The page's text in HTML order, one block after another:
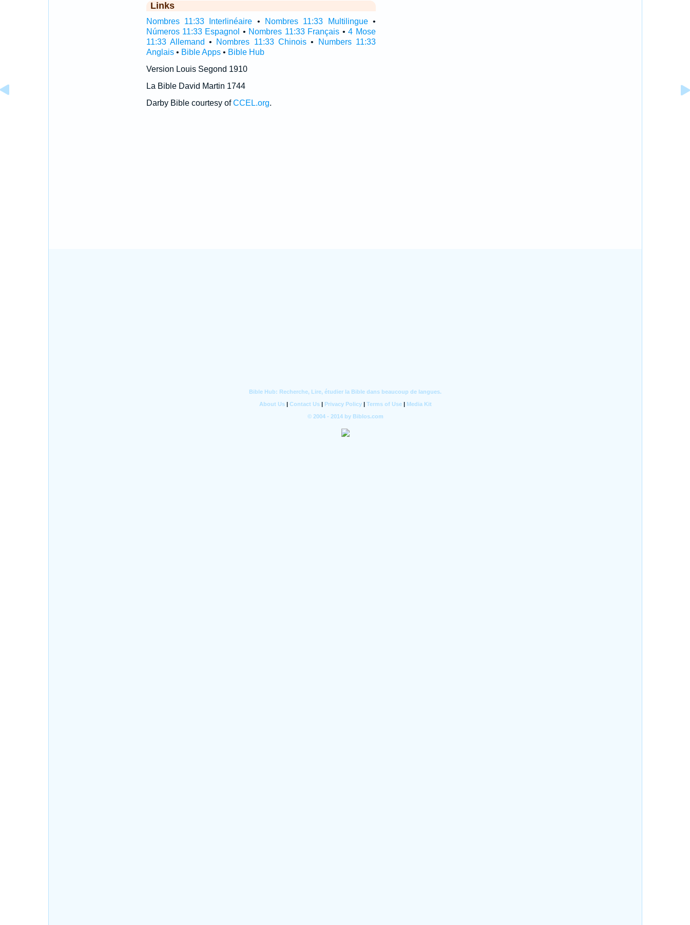
Links
Nombres 11:33 Interlinéaire • Nombres 11:33 Multilingue•
Números 11:33 Espagnol • Nombres 11:33 Français •4 Mose
11:33 Allemand • Nombres 11:33 Chinois •
Numbers 11:33
Anglais• Bible Apps• Bible Hub
Version Louis Segond 1910
La Bible David Martin 1744
Darby Bible courtesy ofCCEL.org.